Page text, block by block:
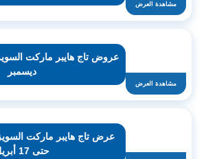
مشاهدة العرض
مشاهدة العرض
ديسمبر
عرض تاج هايبر ماركت
حتى 17 أبريل